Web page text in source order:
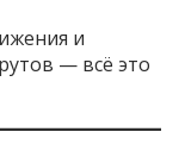
и
— всё это